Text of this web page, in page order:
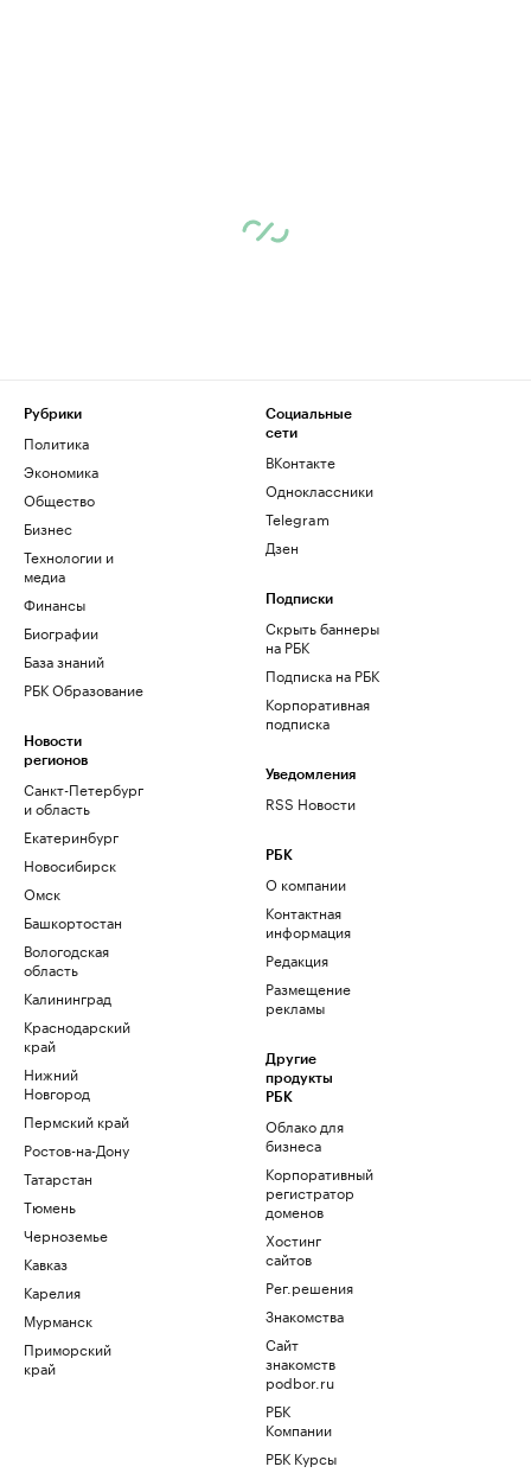
Рубрики
Политика
Экономика
Общество
Бизнес
Технологии и
медиа
Финансы
Биографии
База знаний
РБК Образование
Новости
регионов
Санкт-Петербург
и область
Екатеринбург
Новосибирск
Омск
Башкортостан
Вологодская
область
Калининград
Краснодарский
край
Нижний
Новгород
Пермский край
Ростов-на-Дону
Татарстан
Тюмень
Черноземье
Кавказ
Карелия
Мурманск
Приморский
край
Социальные
сети
ВКонтакте
Одноклассники
Telegram
Дзен
Подписки
Скрыть баннеры
на РБК
Подписка на РБК
Корпоративная
подписка
Уведомления
RSS Новости
РБК
О компании
Контактная
информация
Редакция
Размещение
рекламы
Другие
продукты
РБК
Облако для
бизнеса
Корпоративный
регистратор
доменов
Хостинг
сайтов
Рег.решения
Знакомства
Сайт
знакомств
podbor.ru
РБК
Компании
РБК Курсы